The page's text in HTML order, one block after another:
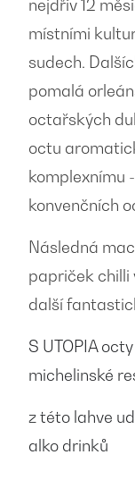
nejdřív 12
místními
sudech.
pomalá
octařských
octu
komplexnímu
konvenčních
Následná
papriček chilli
další
S UTOPIA
michelinské
z této lahve
alko drinků